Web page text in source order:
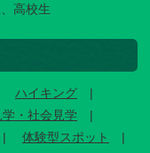
高校生
ハイキング
学・社会見学
体験型スポット